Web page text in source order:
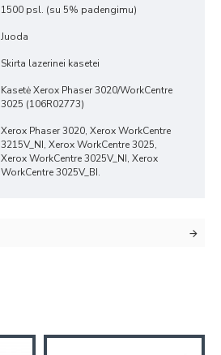
1500 psl. (su 5% padengimu)
Juoda
Skirta lazerinei kasetei
Kasetė Xerox Phaser 3020/WorkCentre
3025 (106R02773)
Xerox Phaser 3020, Xerox WorkCentre
3215V_NI, Xerox WorkCentre 3025,
Xerox WorkCentre 3025V_NI, Xerox
WorkCentre 3025V_BI.